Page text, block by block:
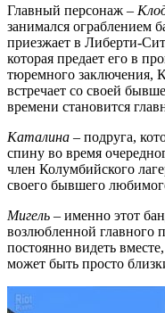
Главный персонаж –
занимался ограблением
приезжает в Либерти-
которая предает его в
тюремного заключения,
встречает со своей
времени становится
Каталина – подруга,
спину во время
член Колумбийского
своего бывшего
Мигель – именно этот
возлюбленной главного
постоянно видеть
может быть просто